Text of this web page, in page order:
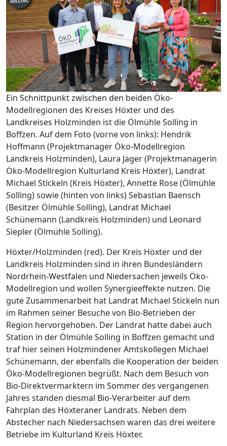
Ein Schnittpunkt zwischen den beiden Öko-
Modellregionen des Kreises Höxter und des
Landkreises Holzminden ist die Ölmühle Solling in
Boffzen. Auf dem Foto (vorne von links): Hendrik
Hoffmann (Projektmanager Öko-Modellregion
Landkreis Holzminden), Laura Jäger (Projektmanagerin
Öko-Modellregion Kulturland Kreis Höxter), Landrat
Michael Stickeln (Kreis Höxter), Annette Rose (Ölmühle
Solling) sowie (hinten von links) Sebastian Baensch
(Besitzer Ölmühle Solling), Landrat Michael
Schünemann (Landkreis Holzminden) und Leonard
Siepler (Ölmühle Solling).
Höxter/Holzminden (red). Der Kreis Höxter und der
Landkreis Holzminden sind in ihren Bundesländern
Nordrhein-Westfalen und Niedersachen jeweils Öko-
Modellregion und wollen Synergieeffekte nutzen. Die
gute Zusammenarbeit hat Landrat Michael Stickeln nun
im Rahmen seiner Besuche von Bio-Betrieben der
Region hervorgehoben. Der Landrat hatte dabei auch
Station in der Ölmühle Solling in Boffzen gemacht und
traf hier seinen Holzmindener Amtskollegen Michael
Schünemann, der ebenfalls die Kooperation der beiden
Öko-Modellregionen begrüßt. Nach dem Besuch von
Bio-Direktvermarktern im Sommer des vergangenen
Jahres standen diesmal Bio-Verarbeiter auf dem
Fahrplan des Höxteraner Landrats. Neben dem
Abstecher nach Niedersachsen waren das drei weitere
Betriebe im Kulturland Kreis Höxter.